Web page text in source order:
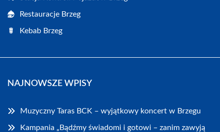
Restauracje Brzeg
Kebab Brzeg
NAJNOWSZE WPISY
Muzyczny Taras BCK – wyjątkowy koncert w Brzegu
Kampania „Bądźmy świadomi i gotowi – zanim zawyją